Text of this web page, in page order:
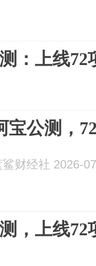
：上线72
宝公测，
鲨财经社 2026-
，上线72